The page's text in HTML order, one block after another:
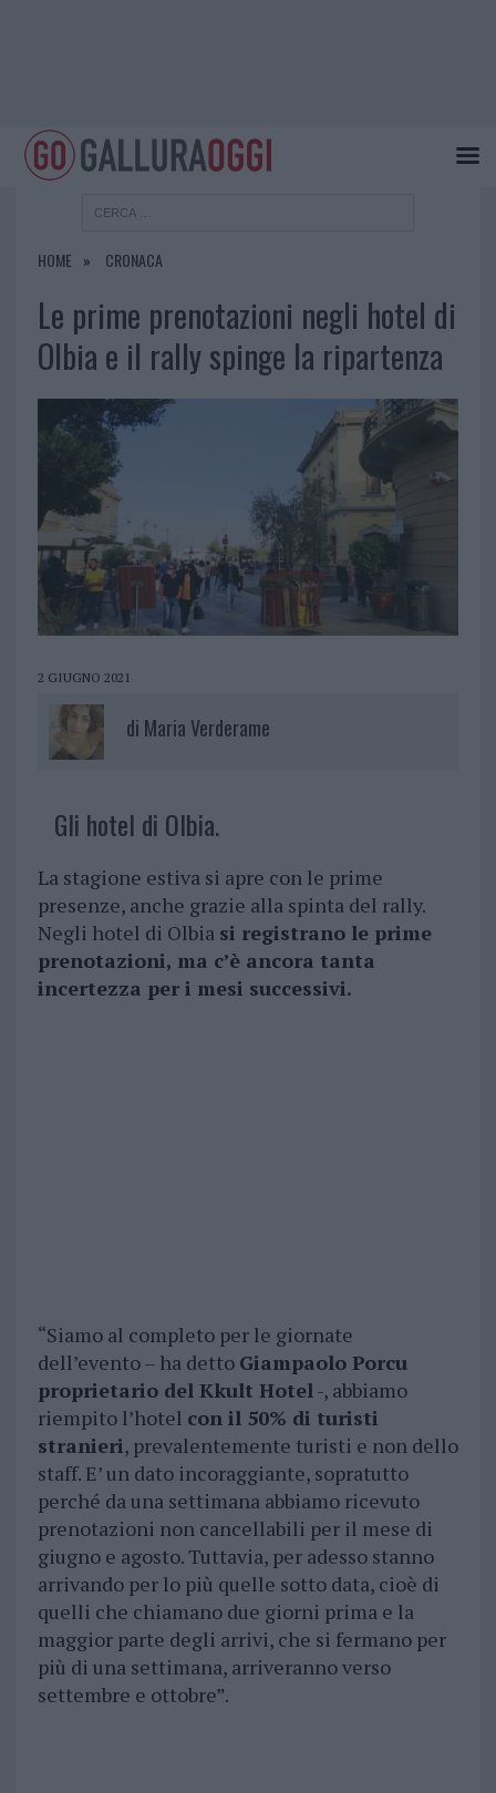
HOME CRONACA
Le prime prenotazioni negli hotel di
Olbia e il rally spinge la ripartenza
2 GIUGNO 2021
di Maria Verderame
Gli hotel di Olbia.
La stagione estiva si apre con le prime
presenze, anche grazie alla spinta del rally.
Negli hotel di Olbia si registrano le prime
prenotazioni, ma c’è ancora tanta
incertezza per i mesi successivi.
“Siamo al completo per le giornate
dell’evento – ha detto Giampaolo Porcu
proprietario del Kkult Hotel-, abbiamo
riempito l’hotel con il 50% di turisti
stranieri, prevalentemente turisti e non dello
staff. E’ un dato incoraggiante, sopratutto
perché da una settimana abbiamo ricevuto
prenotazioni non cancellabili per il mese di
giugno e agosto. Tuttavia, per adesso stanno
arrivando per lo più quelle sotto data, cioè di
quelli che chiamano due giorni prima e la
maggior parte degli arrivi, che si fermano per
più di una settimana, arriveranno verso
settembre e ottobre”.